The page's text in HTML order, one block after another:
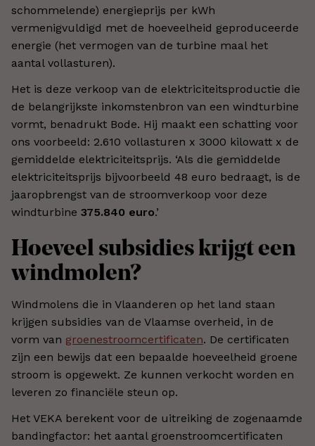
schommelende) energieprijs per kWh
vermenigvuldigd met de hoeveelheid geproduceerde
energie (het vermogen van de turbine maal het
aantal vollasturen).
Het is deze verkoop van de elektriciteitsproductie die
de belangrijkste inkomstenbron van een windturbine
vormt, benadrukt Bode. Hij maakt een schatting voor
ons voorbeeld: 2.610 vollasturen x 3000 kilowatt x de
gemiddelde elektriciteitsprijs. ‘Als die gemiddelde
elektriciteitsprijs bijvoorbeeld 48 euro bedraagt, is de
jaaropbrengst van de stroomverkoop voor deze
windturbine 375.840 euro.’
Hoeveel subsidies krijgt een
windmolen?
Windmolens die in Vlaanderen op het land staan
krijgen subsidies van de Vlaamse overheid, in de
vorm van groenestroomcertificaten. De certificaten
zijn een bewijs dat een bepaalde hoeveelheid groene
stroom is opgewekt. Ze kunnen verkocht worden en
leveren zo financiële steun op.
Het VEKA berekent voor de uitreiking de zogenaamde
bandingfactor: het aantal groenstroomcertificaten